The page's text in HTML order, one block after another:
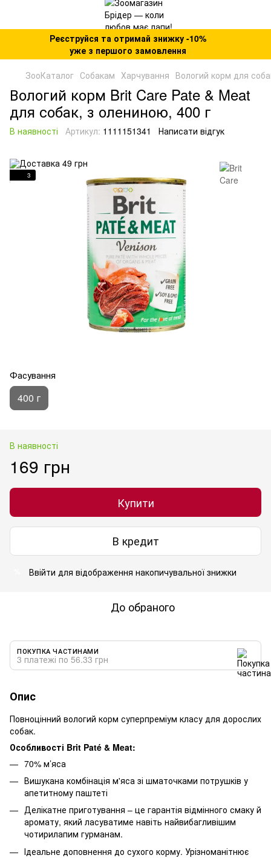
Реєструйся та отримай знижку -10%
уже з першого замовлення
ЗооКаталог Собакам Харчування Вологий корм для
Вологий корм Brit Care Pate & Meat
для собак, з олениною, 400 г
В наявності Артикул: 1111151341 Написати відгук
3
Фасування
400 г
В наявності
169 грн
Купити
В кредит
Ввійти для відображення накопичувальної знижки
До обраного
ПОКУПКА ЧАСТИНАМИ
3 платежі по 56.33 грн
Опис
Повноцінний вологий корм суперпреміум класу для дорослих
собак.
Особливості Brit Paté & Meat:
70% м’яса
Вишукана комбінація м'яса зі шматочками потрушків у
апетитному паштеті
Делікатне приготування – це гарантія відмінного смаку й
аромату, який ласуватиме навіть найвибагливішим
чотирилапим гурманам.
Ідеальне доповнення до сухого корму. Урізноманітнює